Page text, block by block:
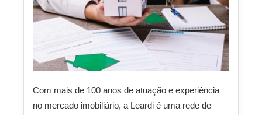
Com mais de 100 anos de atuação e experiência
no mercado imobiliário, a Leardi é uma rede de